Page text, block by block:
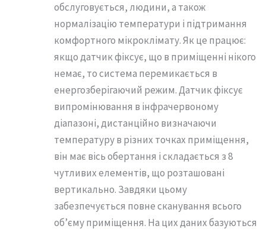
обслуговується, людини, а також
нормалізацію температури і підтримання
комфортного мікроклімату. Як це працює:
якщо датчик фіксує, що в приміщенні нікого
немає, то система перемикається в
енергозберігаючий режим. Датчик фіксує
випромінювання в інфрачервоному
діапазоні, дистанційно визначаючи
температуру в різних точках приміщення,
він має вісь обертання і складається з 8
чутливих елементів, що розташовані
вертикально. Завдяки цьому
забезпечується повне сканування всього
об’єму приміщення. На цих даних базуються